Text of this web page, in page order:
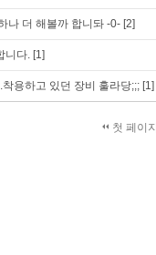
나 더 해볼까 합니돠 -0- [2]
니다. [1]
착용하고 있던 장비 훌라당;;; [1]
첫 페이지